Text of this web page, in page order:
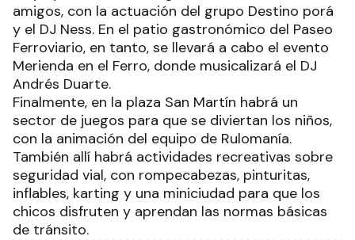
amigos, con la actuación del grupo Destino porá
y el DJ Ness. En el patio gastronómico del Paseo
Ferroviario, en tanto, se llevará a cabo el evento
Merienda en el Ferro, donde musicalizará el DJ
Andrés Duarte.
Finalmente, en la plaza San Martín habrá un
sector de juegos para que se diviertan los niños,
con la animación del equipo de Rulomanía.
También allí habrá actividades recreativas sobre
seguridad vial, con rompecabezas, pinturitas,
inflables, karting y una miniciudad para que los
chicos disfruten y aprendan las normas básicas
de tránsito.